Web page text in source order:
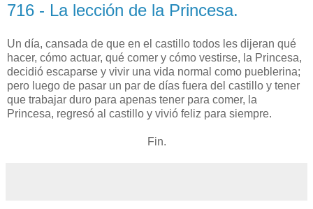
716 - La lección de la Princesa.
Un día, cansada de que en el castillo todos les dijeran qué
hacer, cómo actuar, qué comer y cómo vestirse, la Princesa,
decidió escaparse y vivir una vida normal como pueblerina;
pero luego de pasar un par de días fuera del castillo y tener
que trabajar duro para apenas tener para comer, la
Princesa, regresó al castillo y vivió feliz para siempre.
Fin.